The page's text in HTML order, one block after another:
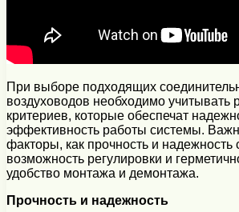
При выборе подходящих
воздуховодов необходимо учитывать
критериев, которые обеспечат
эффективность работы системы.
факторы, как прочность и надежность
возможность регулировки и
удобство монтажа и демонтажа.
Прочность и надежность